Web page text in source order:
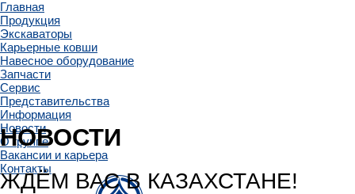
Главная
Продукция
Экскаваторы
Карьерные ковши
Навесное оборудование
Запчасти
Сервис
Представительства
Информация
Новости
О группе
Вакансии и карьера
Контакты
НОВОСТИ
ЖДЁМ ВАС В КАЗАХСТАНЕ!